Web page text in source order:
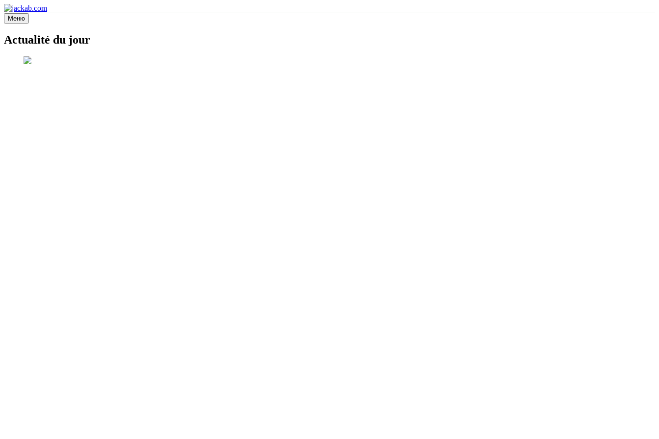
Перейти
к
содержимому
jackab.com
Site d'information
Меню
Actualité du jour